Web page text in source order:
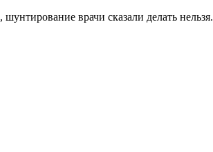
врачи сказали делать нельзя.